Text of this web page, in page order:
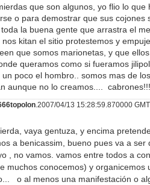
que son algunos, yo flio lo que
o para demostrar que sus cojones
la buena gente que arrastra el
nos kitan el sitio protestemos y
que somos marionetas, y que
queramos como si fueramos
poco el hombro.. somos mas de
aunque no lo creamos....
.2007/04/13 15:28:59.870000
vaya gentuza, y encima
a benicassim, bueno pues va a ser
, no vamos. vamos entre todos a
muchos conocemos) y organicemos
o al menos una manifestación o